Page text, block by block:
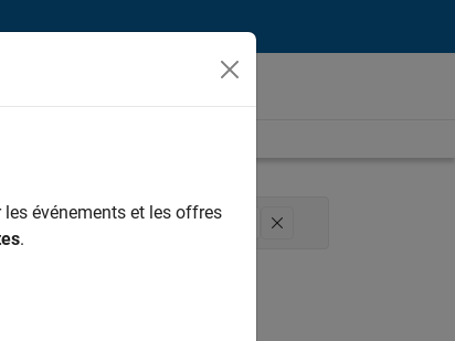
Applications et services web
événements et les offres
.